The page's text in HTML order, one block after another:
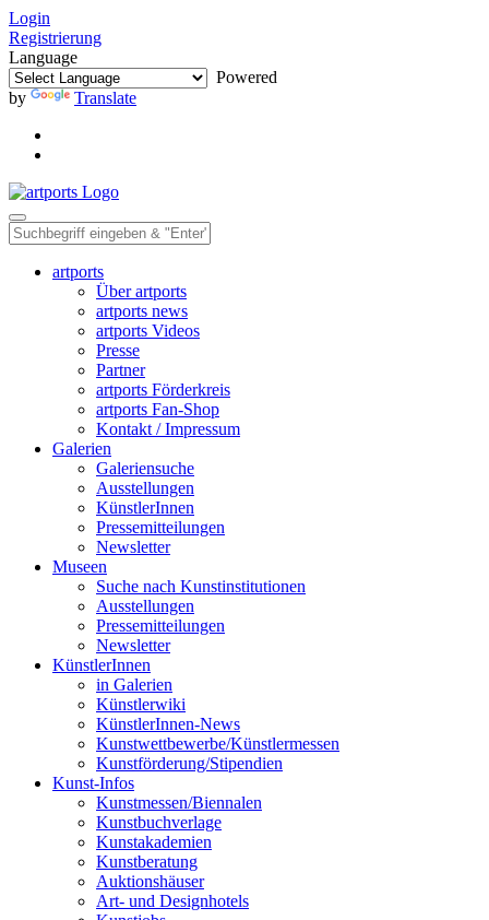
Login
Registrierung
Language
Powered
by
Translate
artports
Über artports
artports news
artports Videos
Presse
Partner
artports Förderkreis
artports Fan-Shop
Kontakt / Impressum
Galerien
Galeriensuche
Ausstellungen
KünstlerInnen
Pressemitteilungen
Newsletter
Museen
Suche nach Kunstinstitutionen
Ausstellungen
Pressemitteilungen
Newsletter
KünstlerInnen
in Galerien
Künstlerwiki
KünstlerInnen-News
Kunstwettbewerbe/Künstlermessen
Kunstförderung/Stipendien
Kunst-Infos
Kunstmessen/Biennalen
Kunstbuchverlage
Kunstakademien
Kunstberatung
Auktionshäuser
Art- und Designhotels